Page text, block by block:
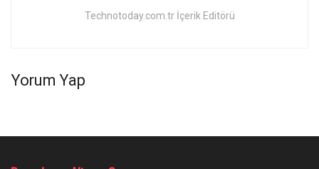
Technotoday.com.tr İçerik Editörü
Yorum Yap